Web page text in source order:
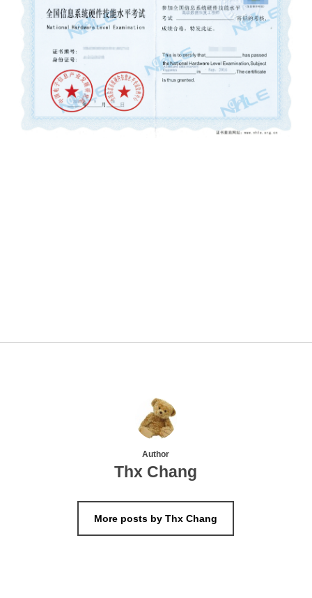
Author
Thx Chang
More posts by Thx Chang